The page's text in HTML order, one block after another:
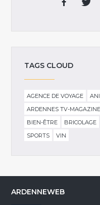
TAGS CLOUD
AGENCE DE VOYAGE
ARDENNES TV-MAGAZINE
BIEN-ÊTRE
BRICOLAGE
SPORTS
VIN
ARDENNEWEB